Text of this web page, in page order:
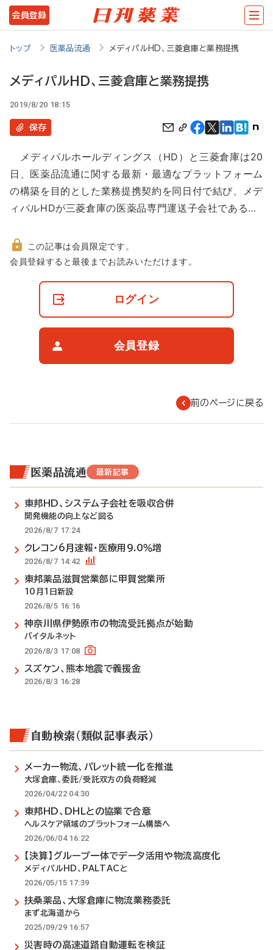
メ
イ
ン
テ
会員登録
トップ 医薬品流通 メディパルHD、三菱倉庫と業務提携
メディパルHD、三菱倉庫と業務提携
2019/8/20 18:15
保存
メディパルホールディングス（HD）と三菱倉庫は20
日、医薬品流通に関する最新・最適なプラットフォーム
の構築を目的とした業務提携契約を同日付で結び、メデ
ィパルHDが三菱倉庫の医薬品専門運送子会社である…
非
この記事は会員限定です。
会員登録すると最後までお読みいただけます。
ログイン
会員登録
前のページに戻る
医薬品流通 最新記事
東邦HD、システム子会社を吸収合併
開発機能の向上など図る
2026/8/7 17:24
クレコン6月速報・医療用9.0％増
2026/8/7 14:42
東邦薬品滋賀営業部に甲賀営業所
10月1日新設
2026/8/5 16:16
神奈川県伊勢原市の物流受託拠点が始動
バイタルネット
2026/8/3 17:08
スズケン、熊本地震で義援金
2026/8/3 16:28
自動検索（類似記事表示）
メーカー物流、パレット統一化を推進
大塚倉庫、委託/受託双方の負荷軽減
2026/04/22 04:30
東邦HD、DHLとの協業で合意
ヘルスケア領域のプラットフォーム構築へ
2026/06/04 16:22
【決算】グループ一体でデータ活用や物流高度化
メディパルHD、PALTACと
2026/05/15 17:39
扶桑薬品、大塚倉庫に物流業務委託
まず北海道から
2025/09/29 16:57
災害時の高速道路自動運転を検証